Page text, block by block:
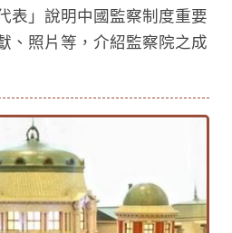
表」說明中國監察制度重要
、照片等，介紹監察院之成